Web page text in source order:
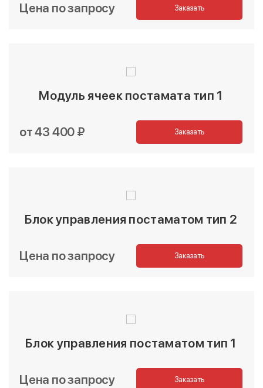
Цена по запросу Заказать
Модуль ячеек постамата тип 1
от 43 400 ₽ Заказать
Блок управления постаматом тип 2
Цена по запросу Заказать
Блок управления постаматом тип 1
Цена по запросу Заказать